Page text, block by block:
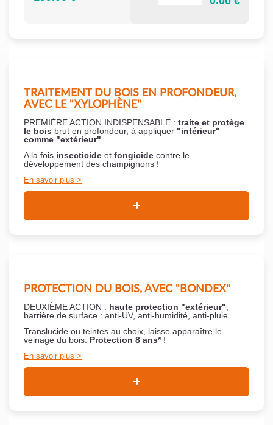
TRAITEMENT DU BOIS EN PROFONDEUR,
AVEC LE "XYLOPHÈNE"
PREMIÈRE ACTION INDISPENSABLE : traite et protège
le bois brut en profondeur, à appliquer "intérieur"
comme "extérieur"
A la fois insecticide et fongicide contre le
développement des champignons !
En savoir plus
PROTECTION DU BOIS, AVEC "BONDEX"
DEUXIÈME ACTION : haute protection "extérieur"
barrière de surface : anti-UV, anti-humidité, anti-pluie.
Translucide ou teintes au choix, laisse apparaître le
veinage du bois. Protection 8 ans*!
En savoir plus